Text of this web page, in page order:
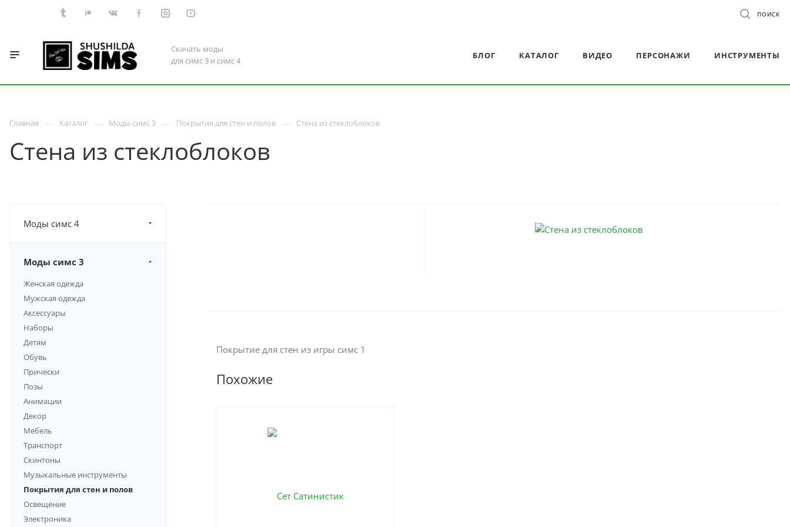
ПОИСК
Скачать моды
для симс 3 и симс 4
БЛОГ КАТАЛОГ ВИДЕО ПЕРСОНАЖИ ИНСТРУМЕНТЫ
Главная Каталог Моды симс 3 Покрытия для стен и полов Стена из стеклоблоков
Стена из стеклоблоков
Моды симс 4
Моды симс 3
Женская одежда
Мужская одежда
Аксессуары
Наборы
Детям
Обувь
Прически
Позы
Анимации
Декор
Мебель
Транспорт
Скинтоны
Музыкальные инструменты
Покрытия для стен и полов
Освещение
Электроника
Покрытие для стен из игры симс 1
Похожие